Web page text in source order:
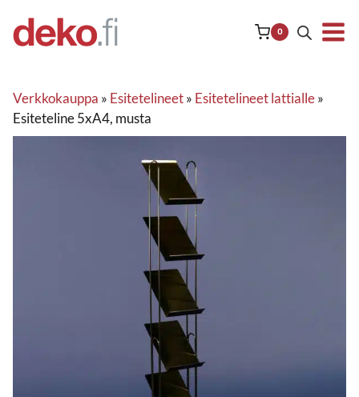
sisältöön
0
Verkkokauppa » Esitetelineet» Esitetelineet lattialle»
Esiteteline 5xA4, musta